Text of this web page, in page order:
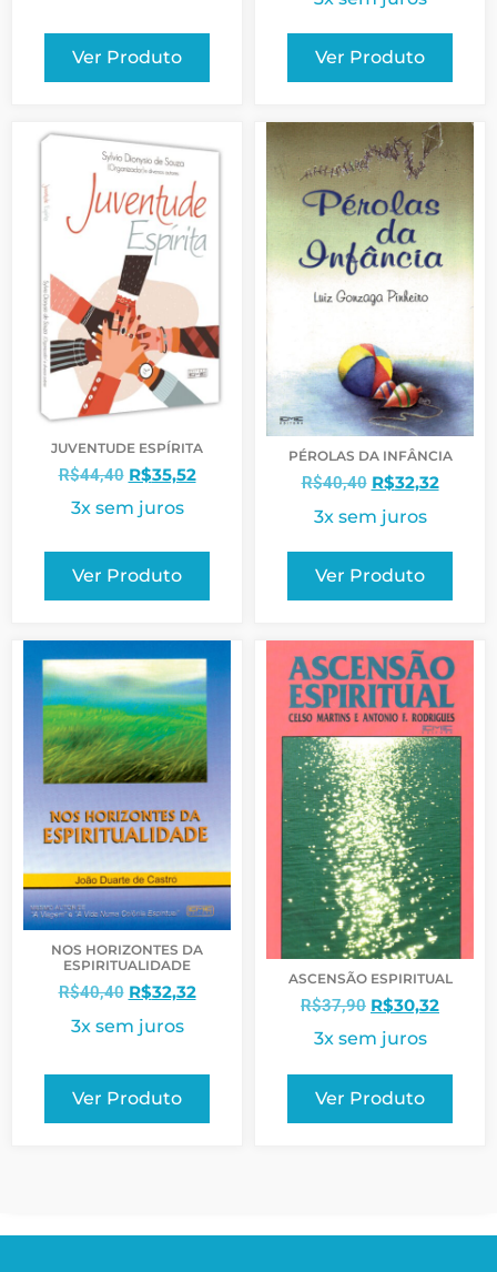
Ver Produto Ver Produto
JUVENTUDE ESPÍRITA
R$44,40 R$35,52
3x sem juros
Ver Produto
PÉROLAS DA INFÂNCIA
R$40,40 R$32,32
3x sem juros
Ver Produto
NOS HORIZONTES DA
ESPIRITUALIDADE
R$40,40 R$32,32
3x sem juros
Ver Produto
ASCENSÃO ESPIRITUAL
R$37,90 R$30,32
3x sem juros
Ver Produto